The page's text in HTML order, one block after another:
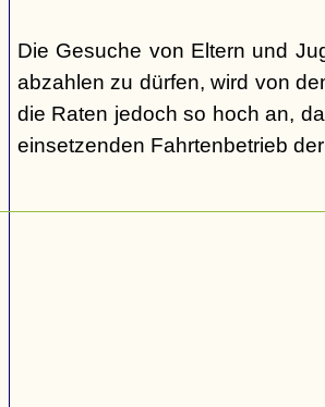
Die Gesuche von Eltern und
abzahlen zu dürfen, wird von
die Raten jedoch so hoch an,
einsetzenden Fahrtenbetrieb